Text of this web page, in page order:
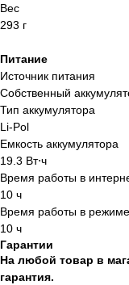
Вес
293 г
Питание
Источник питания
Собственный
Тип аккумулятора
Li-Pol
Емкость аккумулятора
19.3 Вт⋅ч
Время работы в
10 ч
Время работы в
10 ч
Гарантии
На любой товар в
гарантия.
Отправляя заявку вы
конфиденциальности